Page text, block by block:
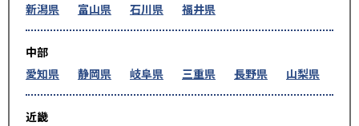
新潟県
富山県 石川県 福井県
中部
愛知県
静岡県 岐阜県 三重県 長野県 山梨県
近畿